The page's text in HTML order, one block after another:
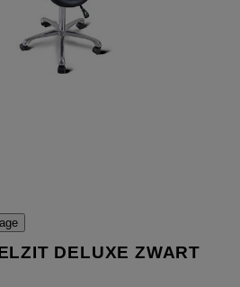
DELUXE ZWART